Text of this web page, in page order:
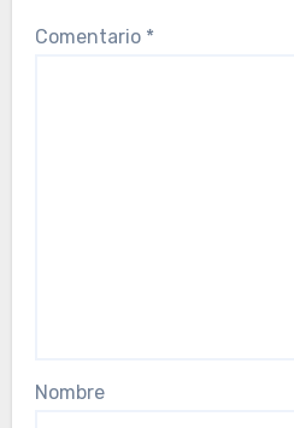
Comentario *
Nombre